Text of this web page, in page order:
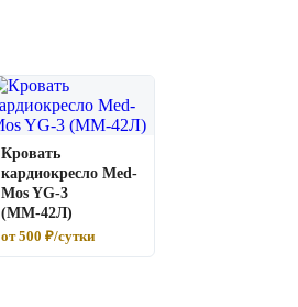
Кровать
кардиокресло Med-
Mos YG-3
(ММ-42Л)
от 500 ₽/сутки